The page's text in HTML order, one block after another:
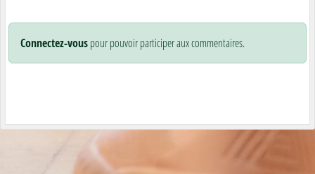
Connectez-vouspour pouvoir participer aux commentaires.